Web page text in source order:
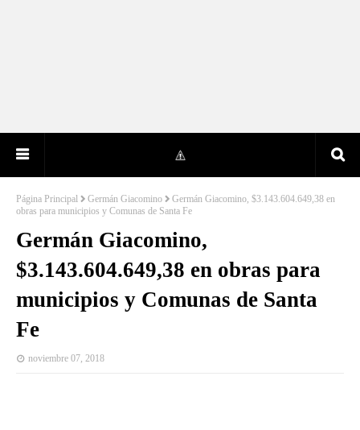
Página Principal Germán Giacomino
Germán Giacomino, $3.143.604.649,38 en
obras para municipios y Comunas de Santa Fe
Germán Giacomino,
$3.143.604.649,38 en obras para
municipios y Comunas de Santa
Fe
noviembre 07, 2018